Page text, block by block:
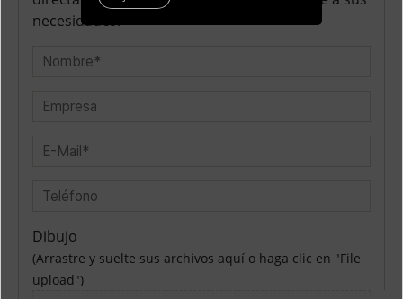
necesidades.
Dibujo
(Arrastre y suelte sus archivos aquí o haga clic en "File
upload")